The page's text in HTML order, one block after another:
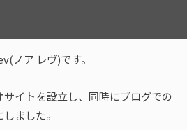
ノア レヴ)です。
サイトを設立し、同時にブログでの
ました。